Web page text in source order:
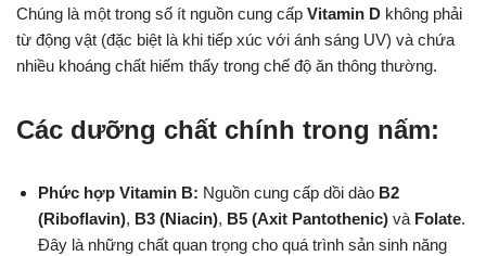
Chúng là một trong số ít nguồn cung cấp Vitamin D không phải
từ động vật (đặc biệt là khi tiếp xúc với ánh sáng UV) và chứa
nhiều khoáng chất hiếm thấy trong chế độ ăn thông thường.
Các dưỡng chất chính trong nấm:
Phức hợp Vitamin B: Nguồn cung cấp dồi dào B2
(Riboflavin), B3 (Niacin), B5 (Axit Pantothenic) và Folate.
Đây là những chất quan trọng cho quá trình sản sinh năng